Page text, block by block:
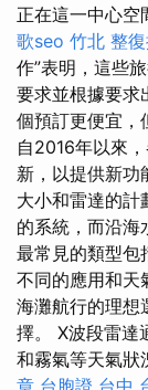
正在這一中心空
歌seo 竹北 整
作”表明，這些
要求並根據要求
個預訂更便宜，
自2016年以來
新，以提供新功
大小和雷達的計
的系統，而沿海
最常見的類型包
不同的應用和天
海灘航行的理想
擇。 X波段雷達
和霧氣等天氣狀
章 台胞證 台中